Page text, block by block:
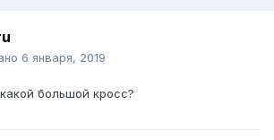
6 января, 2019
большой кросс?